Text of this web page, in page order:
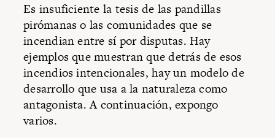
Es insuficiente la tesis de las pandillas
pirómanas o las comunidades que se
incendian entre sí por disputas. Hay
ejemplos que muestran que detrás de esos
incendios intencionales, hay un modelo de
desarrollo que usa a la naturaleza como
antagonista. A continuación, expongo
varios.